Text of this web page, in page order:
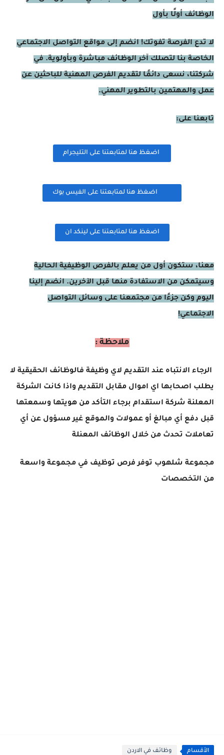
الوظائف أولًا بأول
لا تدع الفرصة تفوتك! انضم إلى مواقع التواصل الاجتماعي
الخاصة بنا لتصلك آخر الوظائف مباشرة وبأولوية. في
شركتنا، نسعى دائمًا لتقديم الفرص المهنية للباحثين عن
عمل والمهتمين بالتطوير المهني.
تابعنا على:
اضغظ هنا لمتابعتنا على التليجرام
اضغظ هنا لمتابعتنا على الفيس بوك
اضغظ هنا لمتابعتنا على لينكد ان
معنا، ستكون أول من يعلم بالفرص الوظيفية الحالية
وسيتمكن من الاستفادة منها قبل الآخرين. انضم إلينا
اليوم وكن جزءًا من مجتمعنا على وسائل التواصل
الاجتماعي!
ملاحظة :
الرجاء الانتباه عند التقديم لاي وظيفة فالوظائف الحقيقية لا
يطلب اصحابها اي اموال مقابل التقديم واذا كانت الشركة
المعلنة شركة استقدام برجاء التأكد من هويتها وسمعتها
قبل دفع أي مبالغ أو عمولات والموقع غير مسؤول عن أي
تعاملات تحدث من خلال الوظائف المعنلة
مجموعة شلهوب توفر فرص توظيف في مجموعة واسعة
من التخصصات
الأقسام وظائف في الاردن